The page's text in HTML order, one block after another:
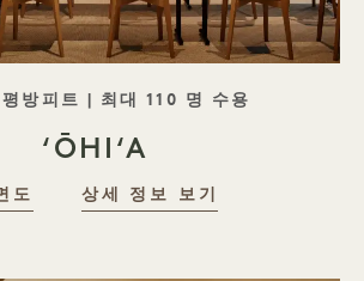
방피트 | 최대 110 명 수용
ʻŌHIʻA
도 상세 정보 보기